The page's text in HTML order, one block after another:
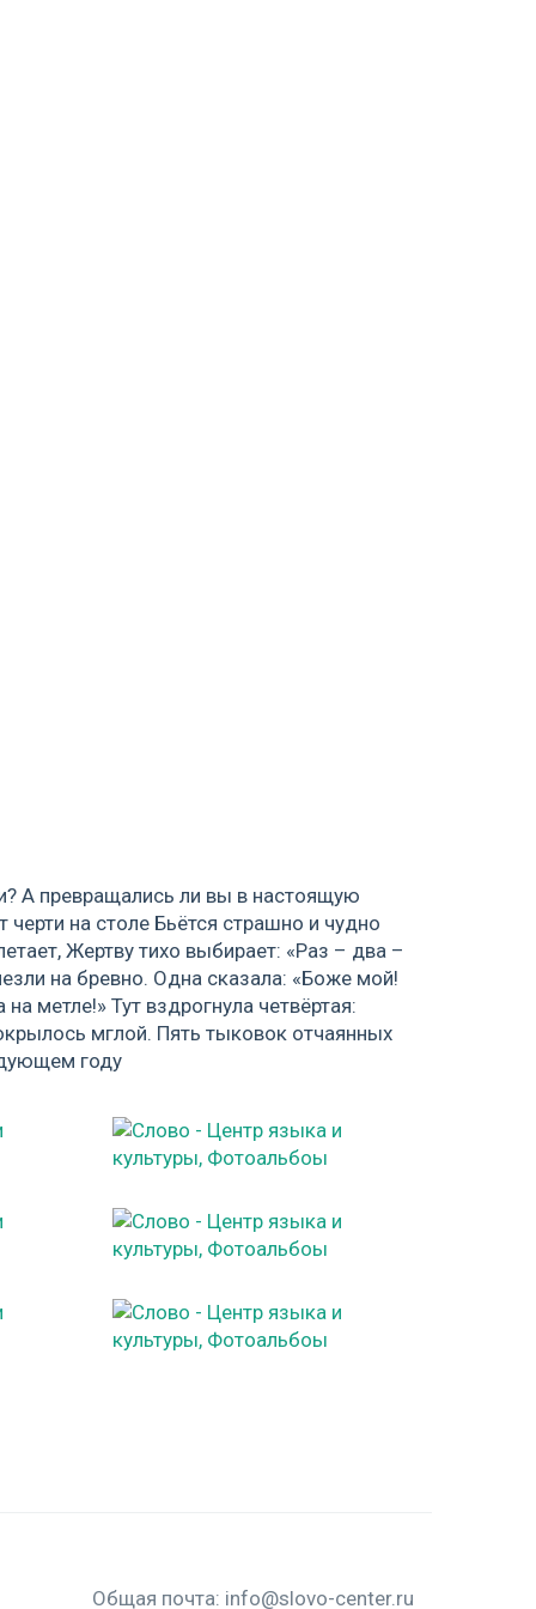
А превращались ли вы в настоящую
на столе Бьётся страшно и чудно
Жертву тихо выбирает: «Раз – два –
на бревно. Одна сказала: «Боже мой!
метле!» Тут вздрогнула четвёртая:
мглой. Пять тыковок отчаянных
году
Общая почта: info@slovo-center.ru